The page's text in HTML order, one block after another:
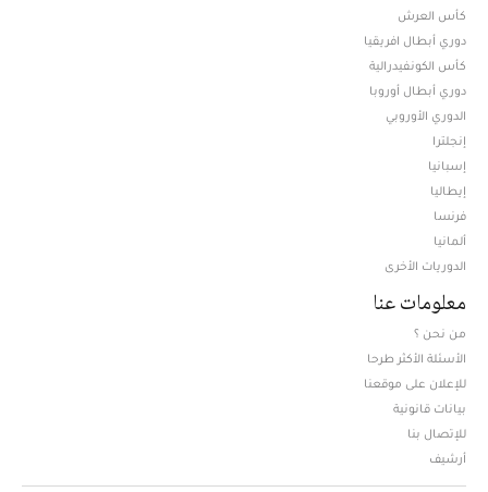
كأس العرش
دوري أبطال افريقيا
كأس الكونفيدرالية
دوري أبطال أوروبا
الدوري الأوروبي
إنجلترا
إسبانيا
إيطاليا
فرنسا
ألمانيا
الدوريات الأخرى
معلومات عنا
من نحن ؟
الأسئلة الأكثر طرحا
للإعلان على موقعنا
بيانات قانونية
للإتصال بنا
أرشيف